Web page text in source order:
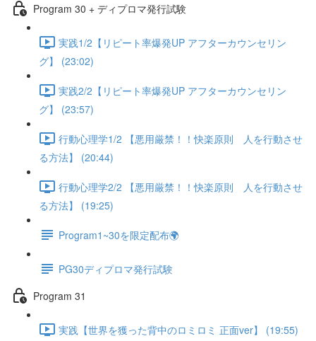
Program 30 + ディプロマ発行試験
実践1/2【リピート率爆発UP アフターカウンセリン
グ】 (23:02)
実践2/2【リピート率爆発UP アフターカウンセリン
グ】 (23:57)
行動心理学1/2 【悪用厳禁！！快楽原則 人を行動させ
る方法】 (20:44)
行動心理学2/2 【悪用厳禁！！快楽原則 人を行動させ
る方法】 (19:25)
Program1~30を限定配布🌍
PG30ディプロマ発行試験
Program 31
実践【世界を獲った背中のロミロミ 正面ver】 (19:55)